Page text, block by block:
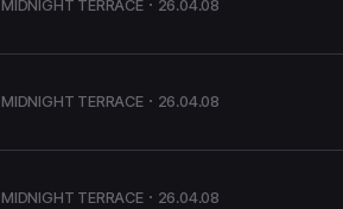
MIDNIGHT TERRACE・26.04.08
MIDNIGHT TERRACE・26.04.08
MIDNIGHT TERRACE・26.04.08